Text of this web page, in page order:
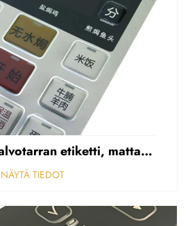
Kiiltävä muovikalvotarran etiketti, mattapintainen etupaneelin tarran etiketti, korostettu polycarbonaattipäällys
NÄYTÄ TIEDOT